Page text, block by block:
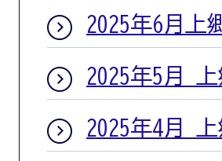
2025年6月上
2025年5月
2025年4月